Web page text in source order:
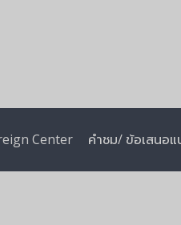
Center คำชม/ ข้อเสนอแ